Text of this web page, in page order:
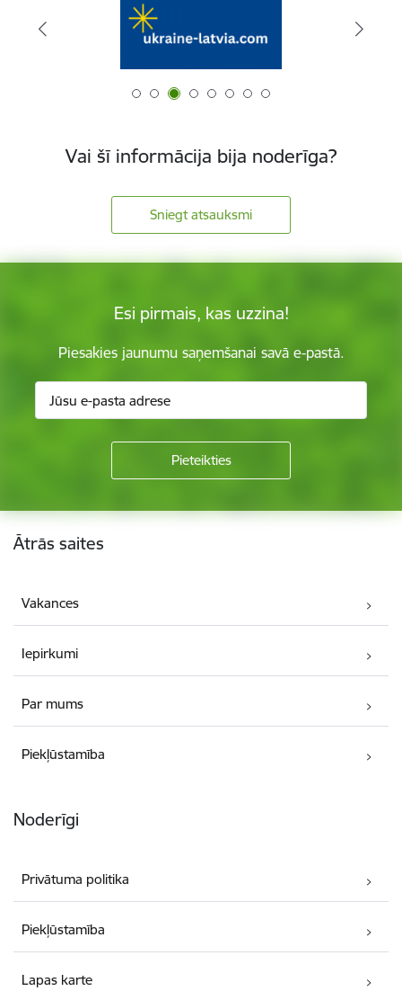
Vai šī informācija bija noderīga?
Sniegt atsauksmi
Esi pirmais, kas uzzina!
Piesakies jaunumu saņemšanai savā e-pastā.
Kājene
Ātrās saites
Vakances
Iepirkumi
Par mums
Piekļūstamība
Noderīgi
Privātuma politika
Piekļūstamība
Lapas karte